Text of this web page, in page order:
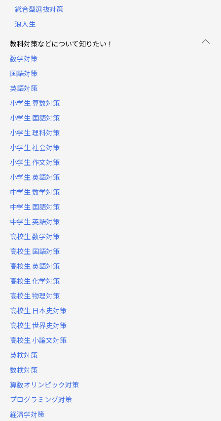
総合型選抜対策
浪人生
教科対策などについて知りたい！
数学対策
国語対策
英語対策
小学生 算数対策
小学生 国語対策
小学生 理科対策
小学生 社会対策
小学生 作文対策
小学生 英語対策
中学生 数学対策
中学生 国語対策
中学生 英語対策
高校生 数学対策
高校生 国語対策
高校生 英語対策
高校生 化学対策
高校生 物理対策
高校生 日本史対策
高校生 世界史対策
高校生 小論文対策
英検対策
数検対策
算数オリンピック対策
プログラミング対策
経済学対策